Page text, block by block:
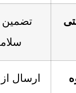
تضمین
ارسال از